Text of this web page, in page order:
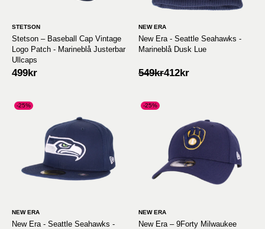
STETSON
Stetson – Baseball Cap Vintage
Logo Patch - Marineblå Justerbar
Ullcaps
499kr
NEW ERA
New Era - Seattle Seahawks -
Marineblå Dusk Lue
549kr
Opprinnelig
549kr.
412kr
Nåværende
412kr.
-25%
NEW ERA
New Era - Seattle Seahawks -
-25%
NEW ERA
New Era – 9Forty Milwaukee